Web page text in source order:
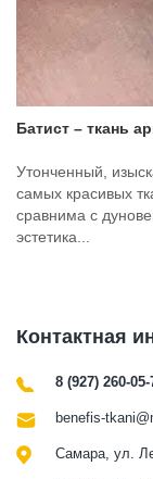
Батист – ткань
Утонченный,
самых красивых
сравнима с
эстетика...
Контактная
8 (927) 260-05-
benefis-
Самара, ул.